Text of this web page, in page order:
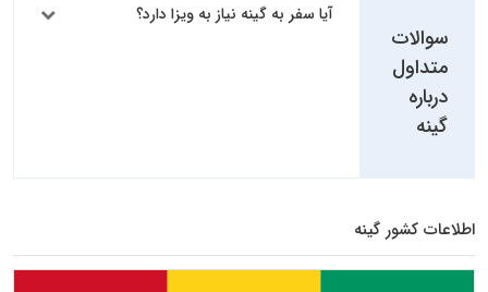
سوالات
متداول
درباره
گینه
آیا سفر به گینه نیاز به ویزا دارد؟
اطلاعات کشور گینه